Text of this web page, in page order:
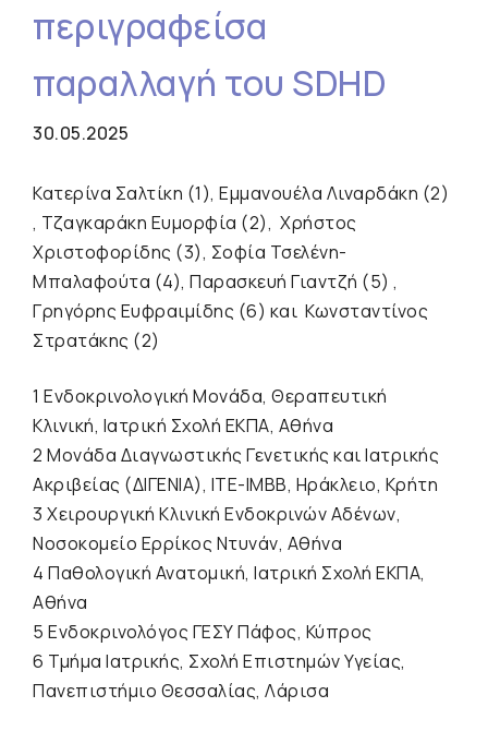
περιγραφείσα
παραλλαγή του SDHD
30.05.2025
Κατερίνα Σαλτίκη (1), Εμμανουέλα Λιναρδάκη (2)
, Τζαγκαράκη Ευμορφία (2), Χρήστος
Χριστοφορίδης (3), Σοφία Τσελένη-
Μπαλαφούτα (4), Παρασκευή Γιαντζή (5) ,
Γρηγόρης Ευφραιμίδης (6) και Κωνσταντίνος
Στρατάκης (2)
1 Ενδοκρινολογική Μονάδα, Θεραπευτική
Κλινική, Ιατρική Σχολή ΕΚΠΑ, Αθήνα
2 Μονάδα Διαγνωστικής Γενετικής και Ιατρικής
Ακριβείας (ΔΙΓΕΝΙΑ), ΙΤΕ-ΙΜΒΒ, Ηράκλειο, Κρήτη
3 Χειρουργική Κλινική Ενδοκρινών Αδένων,
Νοσοκομείο Ερρίκος Ντυνάν, Αθήνα
4 Παθολογική Ανατομική, Ιατρική Σχολή ΕΚΠΑ,
Αθήνα
5 Ενδοκρινολόγος ΓΕΣΥ Πάφος, Κύπρος
6 Τμήμα Ιατρικής, Σχολή Επιστημών Υγείας,
Πανεπιστήμιο Θεσσαλίας, Λάρισα